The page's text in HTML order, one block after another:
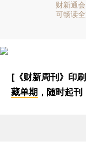
财新通
可畅读
[《财新周刊》印刷
藏单期 ，随时起